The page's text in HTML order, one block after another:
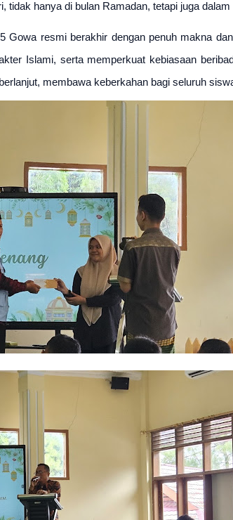
tidak hanya di bulan Ramadan, tetapi juga
Gowa resmi berakhir dengan penuh makna
Islami, serta memperkuat kebiasaan
membawa keberkahan bagi seluruh